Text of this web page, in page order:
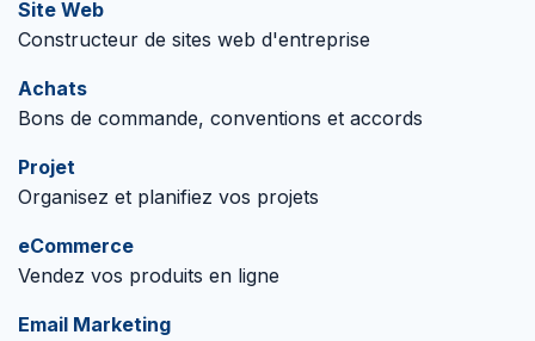
Site Web
Constructeur de sites web d'entreprise
Achats
Bons de commande, conventions et accords
Projet
Organisez et planifiez vos projets
eCommerce
Vendez vos produits en ligne
Email Marketing